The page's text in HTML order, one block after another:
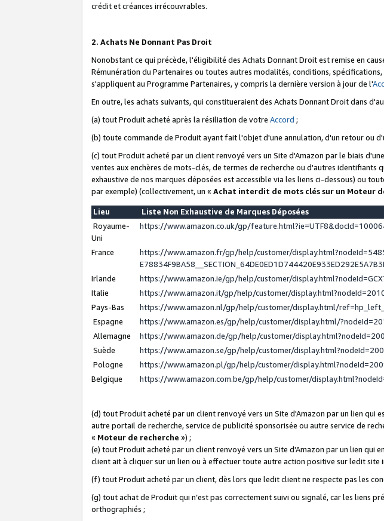
crédit et créances irrécouvrables.
2. Achats Ne Donnant Pas Droit
Nonobstant ce qui précède, l'éligibilité des Achats Donnant Droit est remise en
Rémunération du Partenaires ou toutes autres modalités, conditions,
s'appliquent au Programme Partenaires, y compris la dernière version à jour de l'
En outre, les achats suivants, qui constitueraient des Achats Donnant Droit dans
(a) tout Produit acheté après la résiliation de votre Accord ;
(b) toute commande de Produit ayant fait l'objet d'une annulation, d'un retour ou
(c) tout Produit acheté par un client renvoyé vers un Site d'Amazon par le biais
ventes aux enchères de mots-clés, de termes de recherche ou d'autres
exhaustive de nos marques déposées est accessible via les liens ci-dessous) ou
par exemple) (collectivement, un « Achat interdit de mots clés sur un Moteur
Lieu
Liste Non Exhaustive de Marques Déposées
Royaume-
Uni
https://www.amazon.co.uk/gp/
France
https://www.amazon.fr/gp/help/customer/
Irlande
https://www.amazon.ie/gp/help/customer/
Italie
https://www.amazon.it/gp/help/customer/
Pays-Bas
https://www.amazon.nl/gp/help/customer/display.html/
Espagne
https://www.amazon.es/gp/help/customer/display.html/
Allemagne
https://www.amazon.de/gp/help/customer/
Suède
https://www.amazon.se/gp/help/customer/
Pologne
https://www.amazon.pl/gp/help/customer/
Belgique
https://www.amazon.com.be/gp/help/customer/
(d) tout Produit acheté par un client renvoyé vers un Site d'Amazon par un lien qui
autre portail de recherche, service de publicité sponsorisée ou autre service de
« Moteur de recherche ») ;
(e) tout Produit acheté par un client renvoyé vers un Site d'Amazon par un lien qui
client ait à cliquer sur un lien ou à effectuer toute autre action positive sur ledit site
(f) tout Produit acheté par un client, dès lors que ledit client ne respecte pas les
(g) tout achat de Produit qui n’est pas correctement suivi ou signalé, car les liens
orthographiés ;